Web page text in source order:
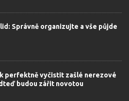
Správně organizujte a vše půjde
perfektně vyčistit zašlé nerezové
budou zářit novotou